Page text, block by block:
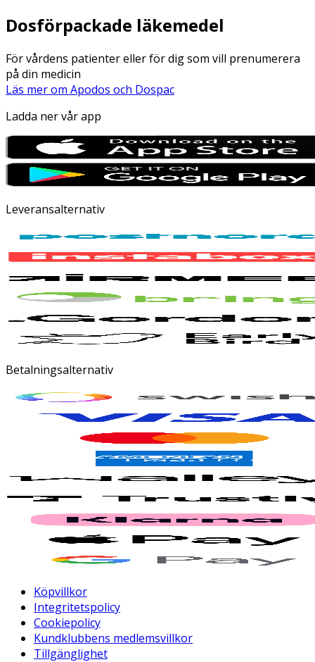
Dosförpackade läkemedel
För vårdens patienter eller för dig som vill prenumerera
på din medicin
Läs mer om Apodos och Dospac
Ladda ner vår app
Leveransalternativ
Betalningsalternativ
Köpvillkor
Integritetspolicy
Cookiepolicy
Kundklubbens medlemsvillkor
Tillgänglighet